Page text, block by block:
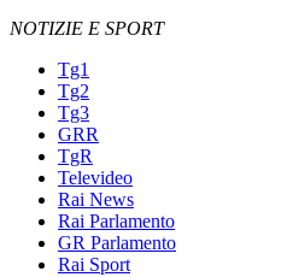
NOTIZIE E SPORT
Tg1
Tg2
Tg3
GRR
TgR
Televideo
Rai News
Rai Parlamento
GR Parlamento
Rai Sport